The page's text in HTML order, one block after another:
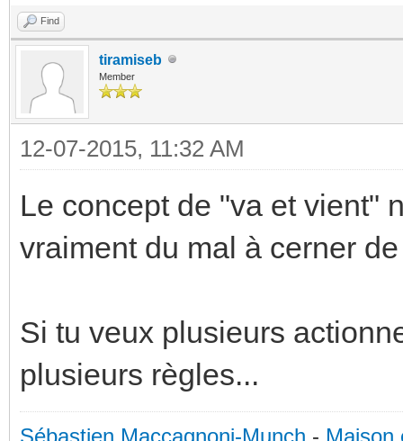
Find
tiramiseb
Member
12-07-2015, 11:32 AM
Le concept de "va et vient"
vraiment du mal à cerner
Si tu veux plusieurs
plusieurs règles...
Sébastien Maccagnoni-Munch - Maison